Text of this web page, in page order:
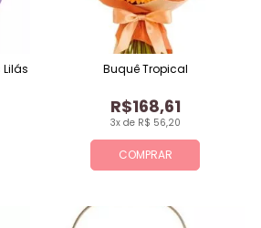
COMPRAR
3x de R$ 56,20
R$168,61
Buquê Tropical